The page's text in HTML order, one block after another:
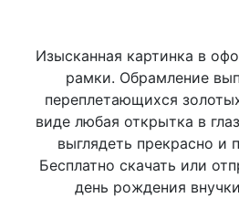
Изысканная картинка в
рамки. Обрамление
переплетающихся
виде любая открытка в
выглядеть прекрасно и
Бесплатно скачать или
день рождения